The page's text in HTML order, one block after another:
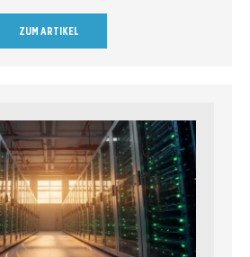
ZUM ARTIKEL